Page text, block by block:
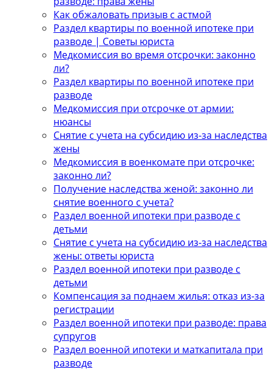
Как обжаловать призыв с астмой
Раздел квартиры по военной ипотеке при
разводе | Советы юриста
Медкомиссия во время отсрочки: законно
ли?
Раздел квартиры по военной ипотеке при
разводе
Медкомиссия при отсрочке от армии:
нюансы
Снятие с учета на субсидию из-за наследства
жены
Медкомиссия в военкомате при отсрочке:
законно ли?
Получение наследства женой: законно ли
снятие военного с учета?
Раздел военной ипотеки при разводе с
детьми
Снятие с учета на субсидию из-за наследства
жены: ответы юриста
Раздел военной ипотеки при разводе с
детьми
Компенсация за поднаем жилья: отказ из-за
регистрации
Раздел военной ипотеки при разводе: права
супругов
Раздел военной ипотеки и маткапитала при
разводе